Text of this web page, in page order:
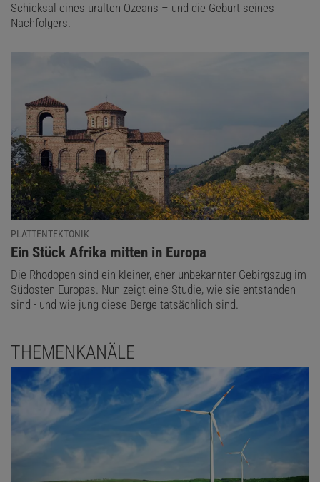
Schicksal eines uralten Ozeans – und die Geburt seines
Nachfolgers.
PLATTENTEKTONIK
:
Ein Stück Afrika mitten in Europa
Die Rhodopen sind ein kleiner, eher unbekannter Gebirgszug im
Südosten Europas. Nun zeigt eine Studie, wie sie entstanden
sind - und wie jung diese Berge tatsächlich sind.
THEMENKANÄLE